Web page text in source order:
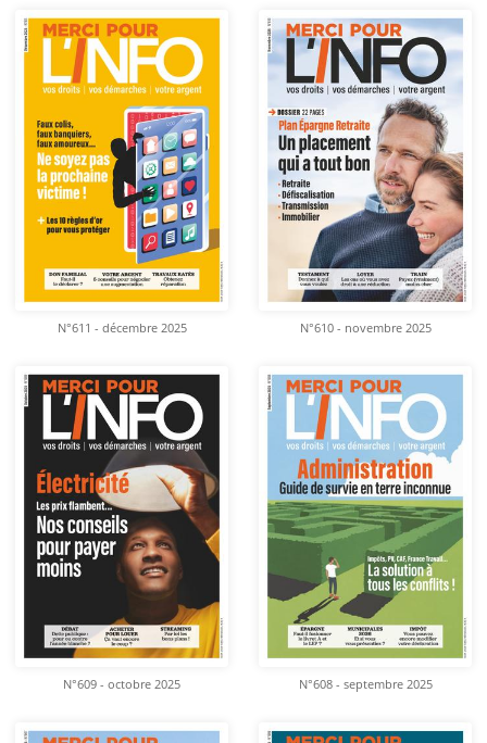
N°611 - décembre 2025 N°610 - novembre 2025
N°609 - octobre 2025 N°608 - septembre 2025